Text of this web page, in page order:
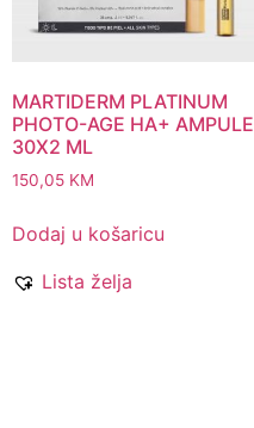
MARTIDERM PLATINUM
PHOTO-AGE HA+ AMPULE
30X2 ML
150,05 KM
Dodaj u košaricu
Lista želja